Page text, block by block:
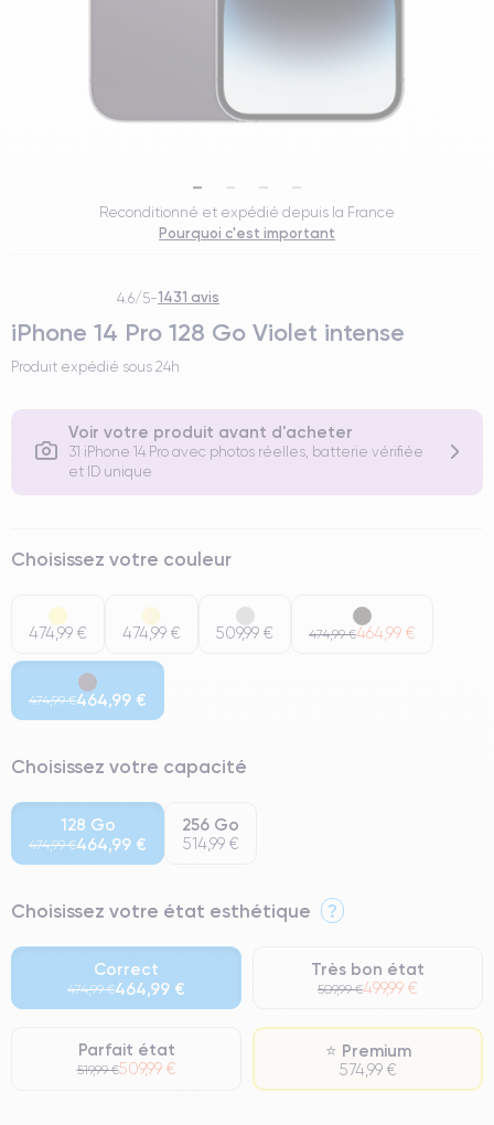
Reconditionné et expédié depuis la France
Pourquoi c'est important
4.6/5-1431 avis
iPhone 14 Pro 128 Go Violet intense
Produit expédié sous 24h
Voir votre produit avant d'acheter
31 iPhone 14 Pro avec photos réelles, batterie vérifiée
et ID unique
Choisissez votre couleur
474,99 € 474,99 € 509,99 € 474,99 €464,99 €
474,99 €464,99 €
Choisissez votre capacité
128 Go
474,99 €464,99 €
256 Go
514,99 €
Choisissez votre état esthétique ?
Correct
474,99 €464,99 €
Très bon état
509,99 €499,99 €
Parfait état
519,99 €509,99 €
⭐ Premium
574,99 €